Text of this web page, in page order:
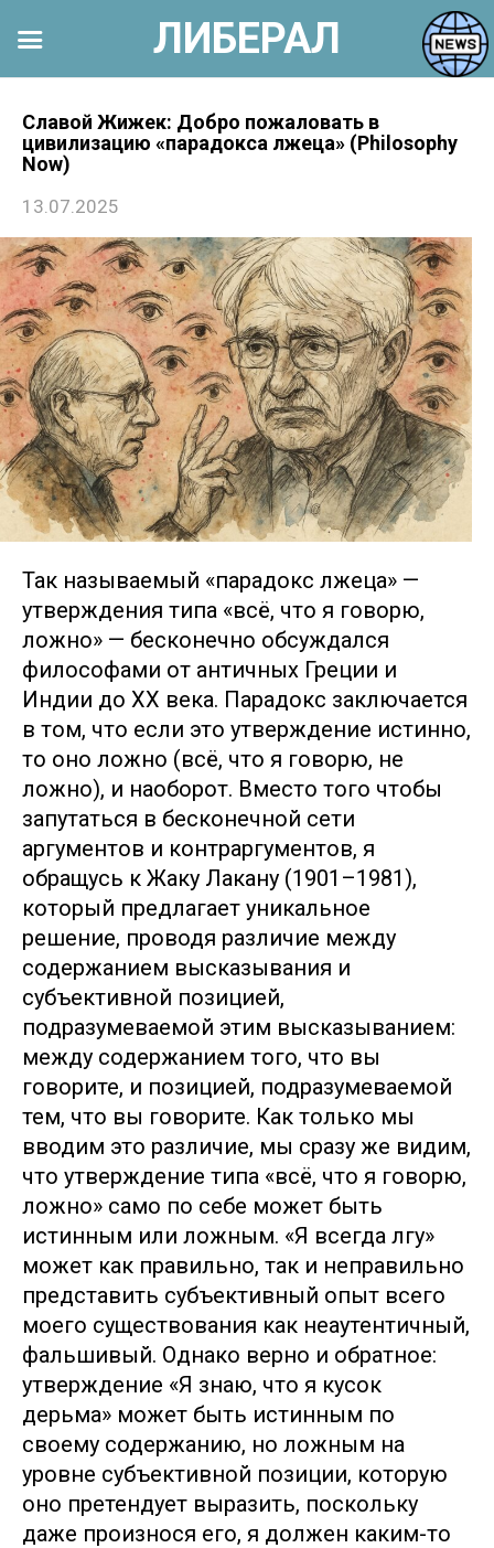
контенту
Славой Жижек: Добро пожаловать в
цивилизацию «парадокса лжеца» (Philosophy
Now)
13.07.2025
Так называемый «парадокс лжеца» —
утверждения типа «всё, что я говорю,
ложно» — бесконечно обсуждался
философами от античных Греции и
Индии до XX века. Парадокс заключается
в том, что если это утверждение истинно,
то оно ложно (всё, что я говорю, не
ложно), и наоборот. Вместо того чтобы
запутаться в бесконечной сети
аргументов и контраргументов, я
обращусь к Жаку Лакану (1901–1981),
который предлагает уникальное
решение, проводя различие между
содержанием высказывания и
субъективной позицией,
подразумеваемой этим высказыванием:
между содержанием того, что вы
говорите, и позицией, подразумеваемой
тем, что вы говорите. Как только мы
вводим это различие, мы сразу же видим,
что утверждение типа «всё, что я говорю,
ложно» само по себе может быть
истинным или ложным. «Я всегда лгу»
может как правильно, так и неправильно
представить субъективный опыт всего
моего существования как неаутентичный,
фальшивый. Однако верно и обратное:
утверждение «Я знаю, что я кусок
дерьма» может быть истинным по
своему содержанию, но ложным на
уровне субъективной позиции, которую
оно претендует выразить, поскольку
даже произнося его, я должен каким-то
ЛИБЕРАЛ